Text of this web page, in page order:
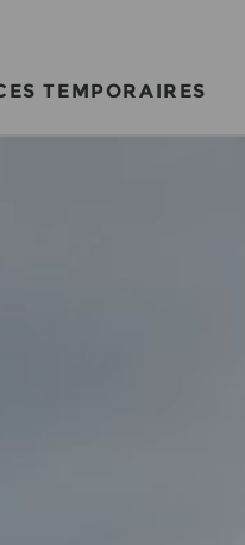
TEMPORAIRES